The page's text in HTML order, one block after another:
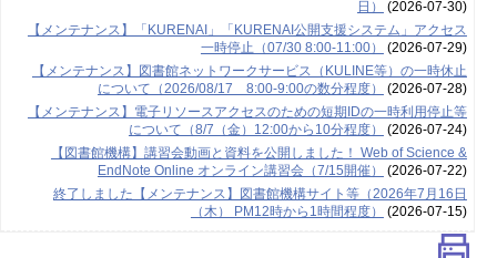
日）
(2026-07-30)
【メンテナンス】「KURENAI」「KURENAI公開支援システム」アクセス
一時停止（07/30 8:00-11:00）
(2026-07-29)
【メンテナンス】図書館ネットワークサービス（KULINE等）の一時休止
について（2026/08/17 8:00-9:00の数分程度）
(2026-07-28)
【メンテナンス】電子リソースアクセスのための短期IDの一時利用停止等
について（8/7（金）12:00から10分程度）
(2026-07-24)
【図書館機構】講習会動画と資料を公開しました！ Web of Science &
EndNote Online オンライン講習会（7/15開催）
(2026-07-22)
終了しました【メンテナンス】図書館機構サイト等（2026年7月16日
（木） PM12時から1時間程度）
(2026-07-15)